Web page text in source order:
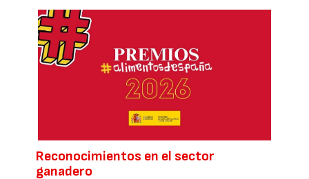
Reconocimientos en el sector
ganadero